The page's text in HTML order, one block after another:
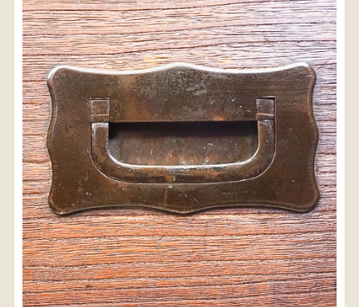
検索
人気の検索キーワード
2980 水屋箪笥 小長火鉢 李朝 松本民芸
踏台 松本民芸家具 1601 2869 2935